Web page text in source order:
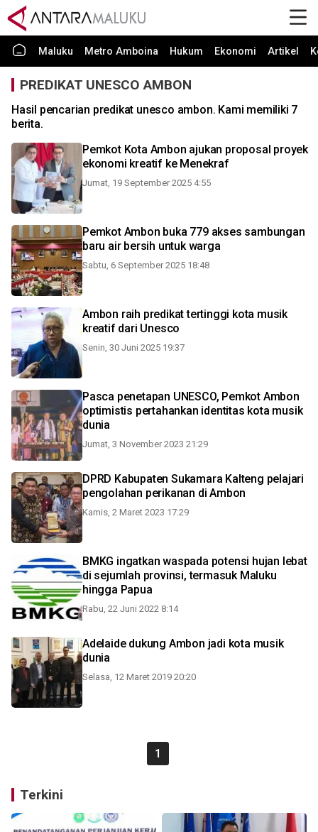
Maluku Metro Amboina Hukum Ekonomi Artikel
PREDIKAT UNESCO AMBON
Hasil pencarian predikat unesco ambon. Kami memiliki 7
berita.
Pemkot Kota Ambon ajukan proposal proyek
ekonomi kreatif ke Menekraf
Jumat, 19 September 2025 4:55
Pemkot Ambon buka 779 akses sambungan
baru air bersih untuk warga
Sabtu, 6 September 2025 18:48
Ambon raih predikat tertinggi kota musik
kreatif dari Unesco
Senin, 30 Juni 2025 19:37
Pasca penetapan UNESCO, Pemkot Ambon
optimistis pertahankan identitas kota musik
dunia
Jumat, 3 November 2023 21:29
DPRD Kabupaten Sukamara Kalteng pelajari
pengolahan perikanan di Ambon
Kamis, 2 Maret 2023 17:29
BMKG ingatkan waspada potensi hujan lebat
di sejumlah provinsi, termasuk Maluku
hingga Papua
Rabu, 22 Juni 2022 8:14
Adelaide dukung Ambon jadi kota musik
dunia
Selasa, 12 Maret 2019 20:20
1
Terkini